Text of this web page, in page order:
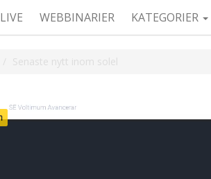
LIVE WEBBINARIER KATEGORIER
Senaste nytt inom solel